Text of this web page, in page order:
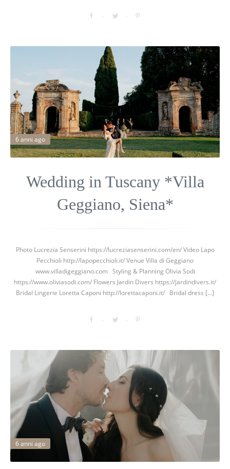
6 anni ago
Wedding in Tuscany *Villa
Geggiano, Siena*
Photo Lucrezia Senserini https://lucreziasenserini.com/en/ Video Lapo
Pecchioli http://lapopecchioli.it/ Venue Villa di Geggiano
www.villadigeggiano.com Styling & Planning Olivia Sodi
https://www.oliviasodi.com/ Flowers Jardin Divers https://jardindivers.it/
Bridal Lingerie Loretta Caponi http://lorettacaponi.it/ Bridal dress [...]
6 anni ago